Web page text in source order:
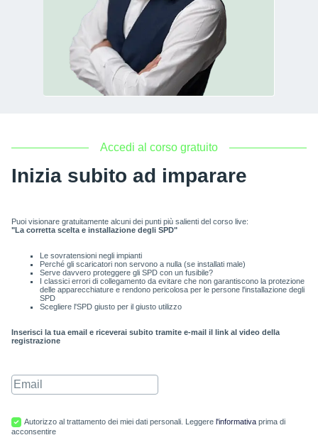
Accedi al corso gratuito
Inizia subito ad imparare
Puoi visionare gratuitamente alcuni dei punti più salienti del corso live:
"La corretta scelta e installazione degli SPD"
Le sovratensioni negli impianti
Perché gli scaricatori non servono a nulla (se installati male)
Serve davvero proteggere gli SPD con un fusibile?
I classici errori di collegamento da evitare che non garantiscono la protezione
delle apparecchiature e rendono pericolosa per le persone l'installazione degli
SPD
Scegliere l'SPD giusto per il giusto utilizzo
Inserisci la tua email e riceverai subito tramite e-mail il link al video della
registrazione
Autorizzo al trattamento dei miei dati personali. Leggere l'informativa prima di
acconsentire